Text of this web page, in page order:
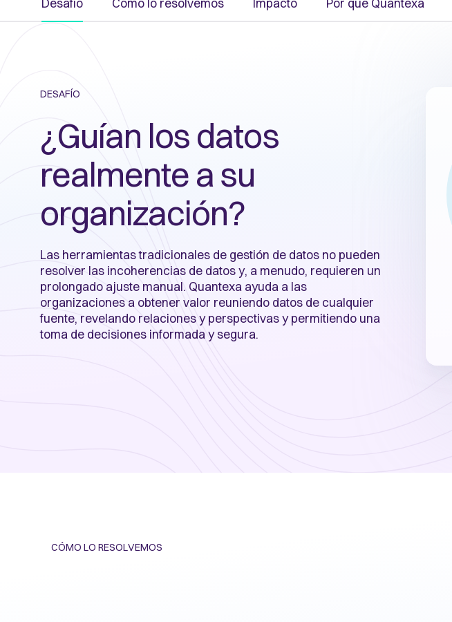
Desafío Cómo lo resolvemos Impacto Por qué Quantexa
DESAFÍO
¿Guían los datos
realmente a su
organización?
Las herramientas tradicionales de gestión de datos no pueden
resolver las incoherencias de datos y, a menudo, requieren un
prolongado ajuste manual. Quantexa ayuda a las
organizaciones a obtener valor reuniendo datos de cualquier
fuente, revelando relaciones y perspectivas y permitiendo una
toma de decisiones informada y segura.
CÓMO LO RESOLVEMOS